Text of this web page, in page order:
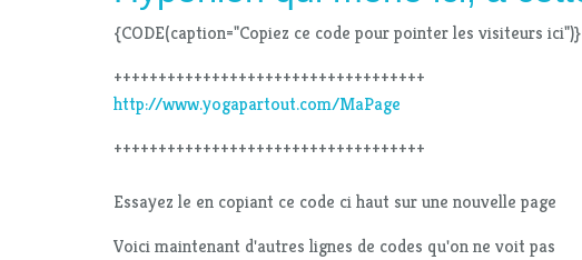
{CODE(caption="Copiez ce code pour pointer les visiteurs ici")}
+++++++++++++++++++++++++++++++++++
http://www.yogapartout.com/MaPage
+++++++++++++++++++++++++++++++++++
Essayez le en copiant ce code ci haut sur une nouvelle page
Voici maintenant d'autres lignes de codes qu'on ne voit pas